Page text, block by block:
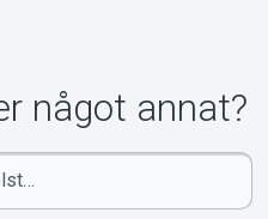
något annat?